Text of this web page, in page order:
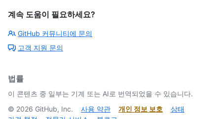
계속 도움이 필요하세요?
GitHub 커뮤니티에 문의
고객 지원 문의
법률
이 콘텐츠 중 일부는 기계 또는 AI로 번역되었을 수 있습니다.
© 2026 GitHub, Inc. 사용 약관 개인 정보 보호
상태